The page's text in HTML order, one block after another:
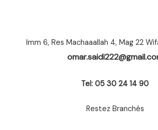
Imm 6, Res Machaaallah 4, Mag 22
Tel: 05 30 24 14 90
Restez Branchés